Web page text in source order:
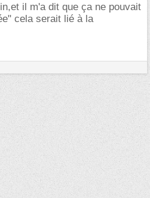
il m'a dit que ça ne pouvait
cela serait lié à la